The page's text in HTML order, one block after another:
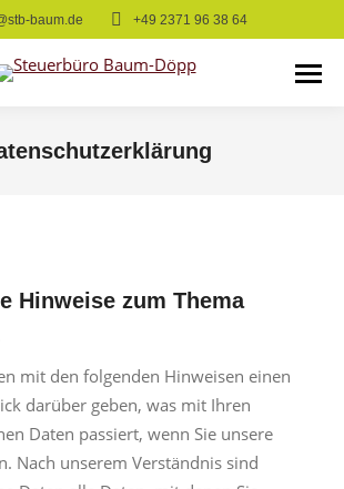
baum.de +49 2371 96 38 64
Hinweise zum Thema
mit den folgenden Hinweisen einen
darüber geben, was mit Ihren
Daten passiert, wenn Sie unsere
Nach unserem Verständnis sind